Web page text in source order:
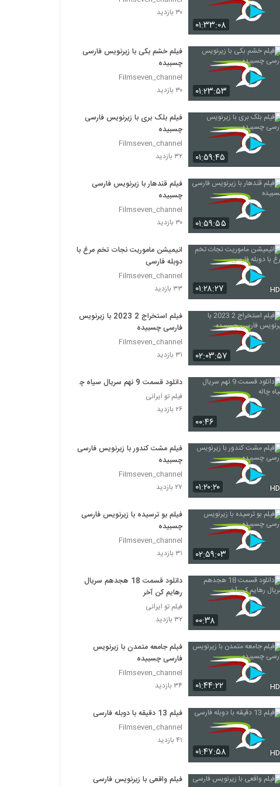
۰۱:۳۳:۰۸
۳۰ بازدید
۰۱:۲۳:۵۳
فیلم خشم بکی با زیرنویس فارسی
چسبیده
Filmseven_channel
۳۰ بازدید
۰۱:۵۹:۴۵
فیلم بلک بری با زیرنویس فارسی
چسبیده
Filmseven_channel
۳۲ بازدید
۰۱:۵۹:۵۵
فیلم قندهار با زیرنویس فارسی
چسبیده
Filmseven_channel
۳۰ بازدید
۰۱:۲۸:۲۷ HD
انیمیشن ماموریت نجات تخم مرغ با
دوبله فارسی
Filmseven_channel
۳۳ بازدید
۰۲:۰۳:۵۷
فیلم استخراج 2 2023 با زیرنویس
فارسی چسبیده
Filmseven_channel
۳۱ بازدید
۰۰:۴۶
دانلود قسمت 9 نهم سریال سیاه چاله
فیلم تو ایرانی
۲۶ بازدید
۰۱:۲۰:۲۰ HD
فیلم مشت کندور با زیرنویس فارسی
چسبیده
Filmseven_channel
۲۷ بازدید
۰۲:۵۹:۰۳
فیلم بو ترسیده با زیرنویس فارسی
چسبیده
Filmseven_channel
۳۱ بازدید
۰۰:۳۸
دانلود قسمت 18 هجدهم سریال
رهایم کن آخر
فیلم تو ایرانی
۳۲ بازدید
۰۱:۴۴:۲۲ HD
فیلم جامعه متمدن با زیرنویس
فارسی چسبیده
Filmseven_channel
۳۴ بازدید
۰۱:۴۷:۵۸ HD
فیلم 13 دقیقه با دوبله فارسی
Filmseven_channel
۴۱ بازدید
فیلم واقعی با زیرنویس فارسی